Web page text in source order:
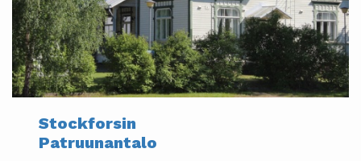
Stockforsin
Patruunantalo